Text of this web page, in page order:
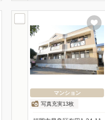
マンション
写真充実13枚